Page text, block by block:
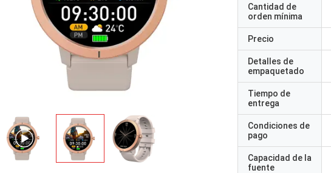
Cantidad de
orden mínima
Precio
Detalles de
empaquetado
Tiempo de
entrega
Condiciones de
pago
Capacidad de la
fuente